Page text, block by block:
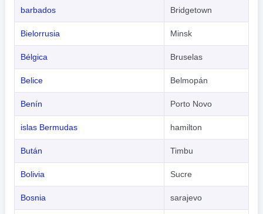
barbados Bridgetown
Bielorrusia Minsk
Bélgica Bruselas
Belice Belmopán
Benín Porto Novo
islas Bermudas hamilton
Bután Timbu
Bolivia Sucre
Bosnia sarajevo